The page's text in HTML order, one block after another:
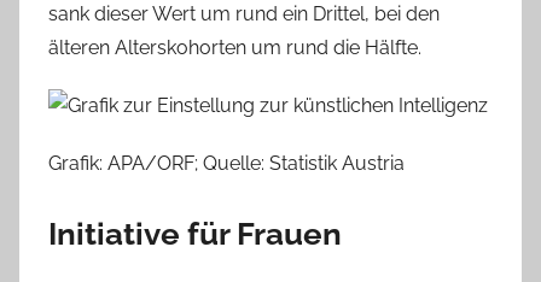
sank dieser Wert um rund ein Drittel, bei den
älteren Alterskohorten um rund die Hälfte.
Grafik: APA/ORF; Quelle: Statistik Austria
Initiative für Frauen